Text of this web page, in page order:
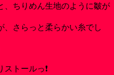
、ちりめん生地のように皺が
、さらっと柔らかい糸でし
トールっ❗